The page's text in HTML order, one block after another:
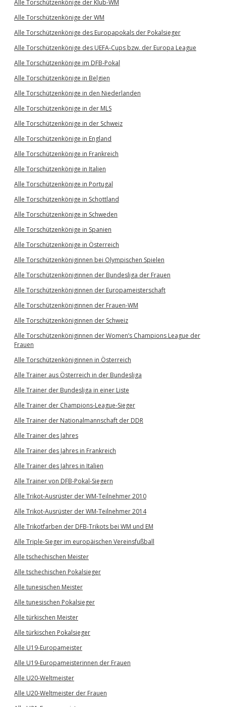
Alle Torschützenkönige der Klub-WM
Alle Torschützenkönige der WM
Alle Torschützenkönige des Europapokals der Pokalsieger
Alle Torschützenkönige des UEFA-Cups bzw. der Europa League
Alle Torschützenkönige im DFB-Pokal
Alle Torschützenkönige in Belgien
Alle Torschützenkönige in den Niederlanden
Alle Torschützenkönige in der MLS
Alle Torschützenkönige in der Schweiz
Alle Torschützenkönige in England
Alle Torschützenkönige in Frankreich
Alle Torschützenkönige in Italien
Alle Torschützenkönige in Portugal
Alle Torschützenkönige in Schottland
Alle Torschützenkönige in Schweden
Alle Torschützenkönige in Spanien
Alle Torschützenkönige in Österreich
Alle Torschützenköniginnen bei Olympischen Spielen
Alle Torschützenköniginnen der Bundesliga der Frauen
Alle Torschützenköniginnen der Europameisterschaft
Alle Torschützenköniginnen der Frauen-WM
Alle Torschützenköniginnen der Schweiz
Alle Torschützenköniginnen der Women’s Champions League der
Frauen
Alle Torschützenköniginnen in Österreich
Alle Trainer aus Österreich in der Bundesliga
Alle Trainer der Bundesliga in einer Liste
Alle Trainer der Champions-League-Sieger
Alle Trainer der Nationalmannschaft der DDR
Alle Trainer des Jahres
Alle Trainer des Jahres in Frankreich
Alle Trainer des Jahres in Italien
Alle Trainer von DFB-Pokal-Siegern
Alle Trikot-Ausrüster der WM-Teilnehmer 2010
Alle Trikot-Ausrüster der WM-Teilnehmer 2014
Alle Trikotfarben der DFB-Trikots bei WM und EM
Alle Triple-Sieger im europäischen Vereinsfußball
Alle tschechischen Meister
Alle tschechischen Pokalsieger
Alle tunesischen Meister
Alle tunesischen Pokalsieger
Alle türkischen Meister
Alle türkischen Pokalsieger
Alle U19-Europameister
Alle U19-Europameisterinnen der Frauen
Alle U20-Weltmeister
Alle U20-Weltmeister der Frauen